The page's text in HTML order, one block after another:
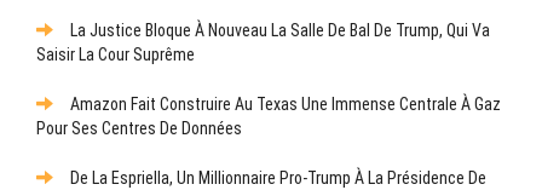
La Justice Bloque À Nouveau La Salle De Bal De Trump, Qui Va
Saisir La Cour Suprême
Amazon Fait Construire Au Texas Une Immense Centrale À Gaz
Pour Ses Centres De Données
De La Espriella, Un Millionnaire Pro-Trump À La Présidence De